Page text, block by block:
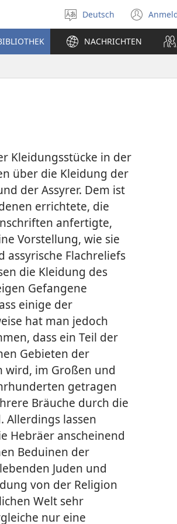
Sprache
auswählen
Deutsch
NACHRICHTEN
Kleidungsstücke in der
über die Kleidung der
der Assyrer. Dem ist
errichtete, die
anfertigte,
Vorstellung, wie sie
assyrische Flachreliefs
die Kleidung des
Gefangene
einige der
hat man jedoch
dass ein Teil der
Gebieten der
wird, im Großen und
getragen
Bräuche durch die
Allerdings lassen
Hebräer anscheinend
Beduinen der
Juden und
von der Religion
Welt sehr
nur eine